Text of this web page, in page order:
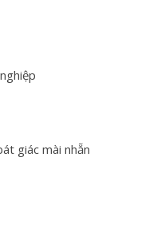
giác mài nhẵn